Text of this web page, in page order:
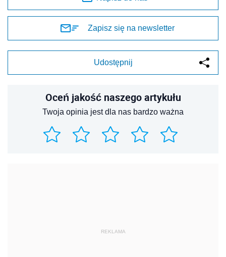
Zapisz się na newsletter
Udostępnij
Oceń jakość naszego artykułu
Twoja opinia jest dla nas bardzo ważna
REKLAMA